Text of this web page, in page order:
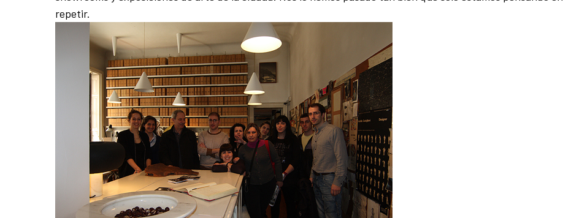
repetir.